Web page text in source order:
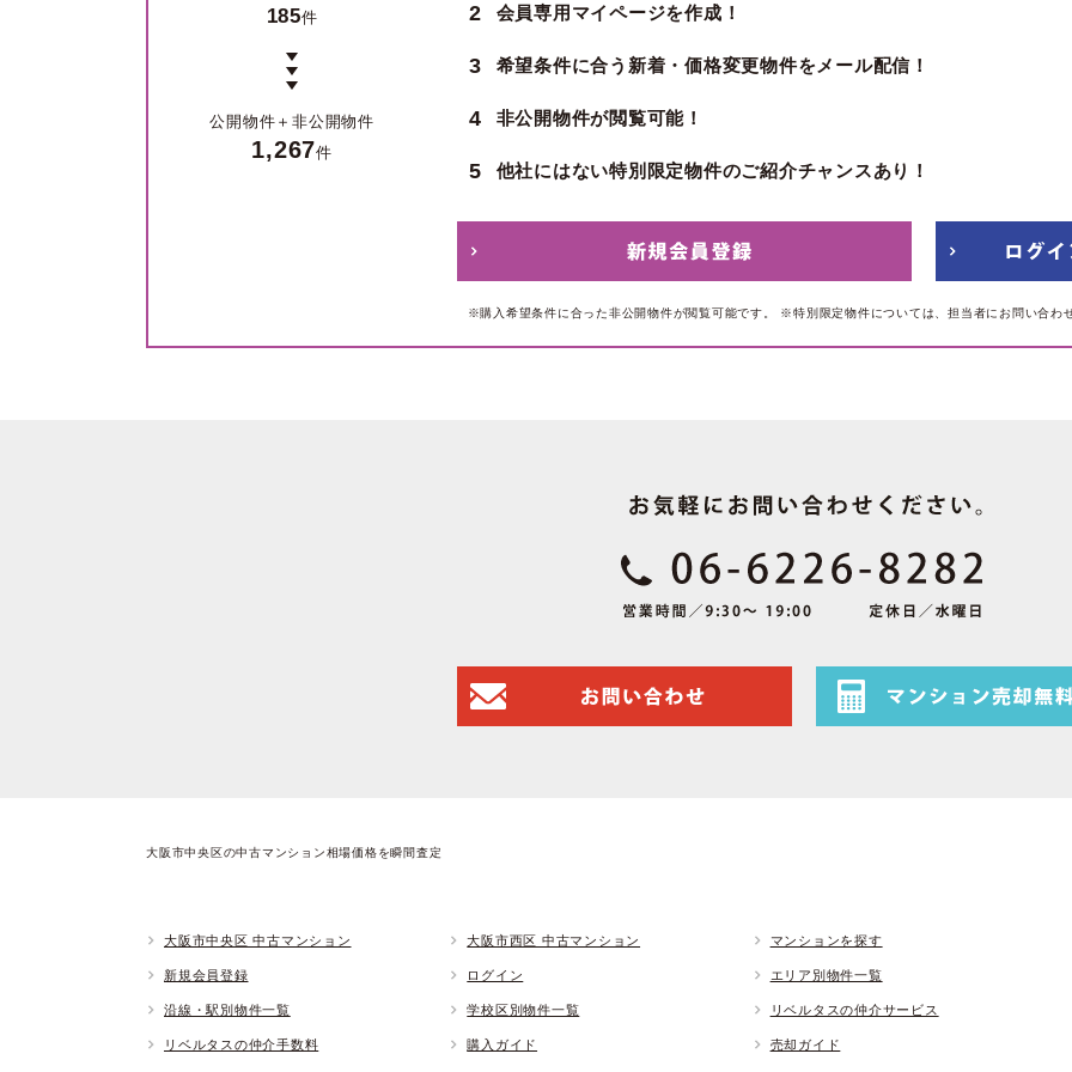
185件
公開物件＋ 非公開物件
1,267件
2 会員専用マイページを作成！
3 希望条件に合う新着・価格変更物件をメール配信！
4 非公開物件が閲覧可能！
5 他社にはない特別限定物件のご紹介チャンスあり！
※購入希望条件に合った非公開物件が閲覧可能です。 ※特別限定物件については、担当者にお問い合わ
大阪市中央区の中古マンション相場価格を瞬間査定
大阪市中央区 中古マンション 大阪市西区 中古マンション マンションを探す
新規会員登録 ログイン エリア別物件一覧
沿線・駅別物件一覧 学校区別物件一覧 リベルタスの仲介サービス
リベルタスの仲介手数料 購入ガイド 売却ガイド